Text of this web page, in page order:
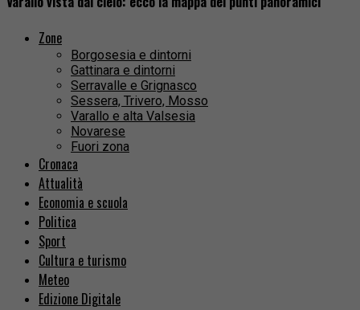
Zone
Borgosesia e dintorni
Gattinara e dintorni
Serravalle e Grignasco
Sessera, Trivero, Mosso
Varallo e alta Valsesia
Novarese
Fuori zona
Cronaca
Attualità
Economia e scuola
Politica
Sport
Cultura e turismo
Meteo
Edizione Digitale